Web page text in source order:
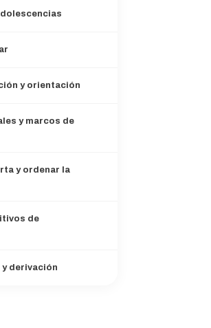
y orientación
y marcos de
y ordenar la
de
derivación